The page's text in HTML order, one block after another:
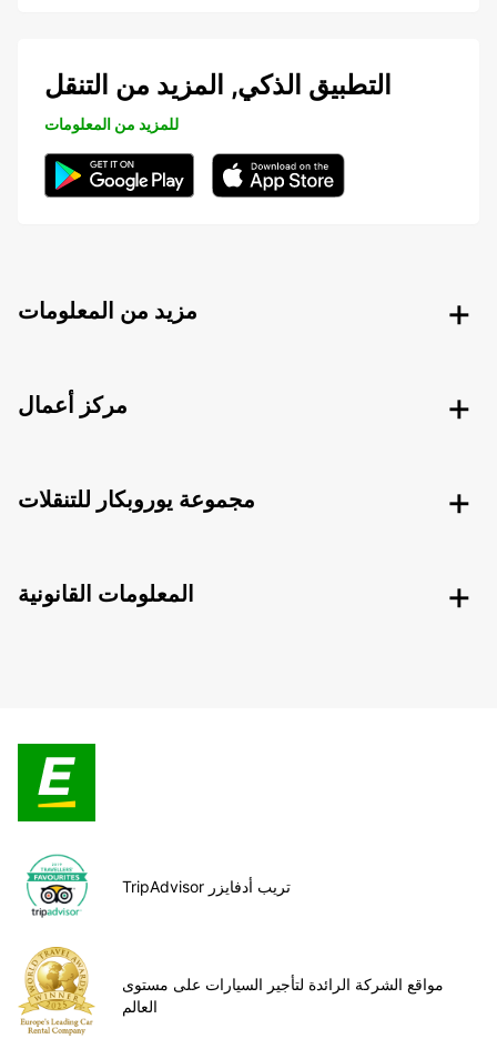
التطبيق الذكي, المزيد من التنقل
للمزيد من المعلومات
مزيد من المعلومات
مركز أعمال
مجموعة يوروبكار للتنقلات
المعلومات القانونية
TripAdvisor تريب أدفايزر
مواقع الشركة الرائدة لتأجير السيارات على مستوى
العالم